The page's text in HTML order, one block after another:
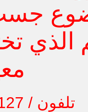
الذي
تلفون / 01127747127